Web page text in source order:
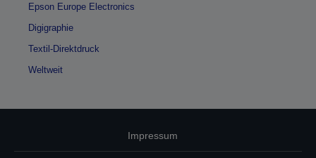
Epson Europe Electronics
Digigraphie
Textil-Direktdruck
Weltweit
Impressum